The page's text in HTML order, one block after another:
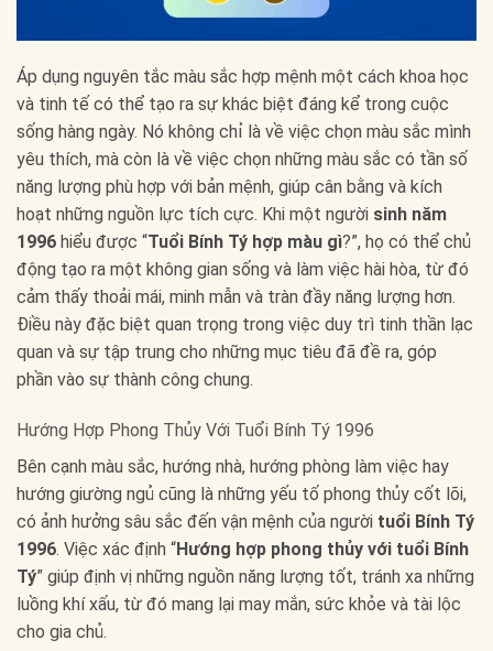
Áp dụng nguyên tắc màu sắc hợp mệnh một cách khoa học
và tinh tế có thể tạo ra sự khác biệt đáng kể trong cuộc
sống hàng ngày. Nó không chỉ là về việc chọn màu sắc mình
yêu thích, mà còn là về việc chọn những màu sắc có tần số
năng lượng phù hợp với bản mệnh, giúp cân bằng và kích
hoạt những nguồn lực tích cực. Khi một người sinh năm
1996 hiểu được “Tuổi Bính Tý hợp màu gì?”, họ có thể chủ
động tạo ra một không gian sống và làm việc hài hòa, từ đó
cảm thấy thoải mái, minh mẫn và tràn đầy năng lượng hơn.
Điều này đặc biệt quan trọng trong việc duy trì tinh thần lạc
quan và sự tập trung cho những mục tiêu đã đề ra, góp
phần vào sự thành công chung.
Hướng Hợp Phong Thủy Với Tuổi Bính Tý 1996
Bên cạnh màu sắc, hướng nhà, hướng phòng làm việc hay
hướng giường ngủ cũng là những yếu tố phong thủy cốt lõi,
có ảnh hưởng sâu sắc đến vận mệnh của người tuổi Bính Tý
1996. Việc xác định “Hướng hợp phong thủy với tuổi Bính
Tý” giúp định vị những nguồn năng lượng tốt, tránh xa những
luồng khí xấu, từ đó mang lại may mắn, sức khỏe và tài lộc
cho gia chủ.